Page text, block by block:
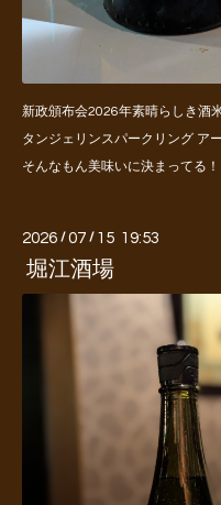
新政頒布会2026年素晴らしき酒
タンジェリンスパークリング ア
そんなもん美味いに決まってる！
2026 /07 / 15 19:53
堀江酒場